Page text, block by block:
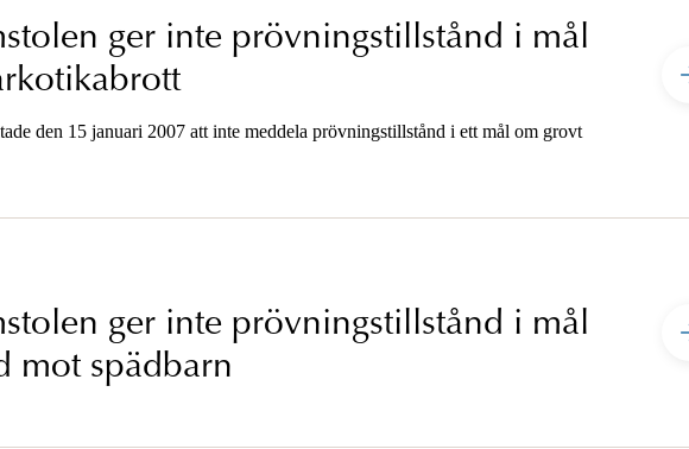
ger inte prövningstillstånd i mål
den 15 januari 2007 att inte meddela prövningstillstånd i ett mål om grovt
ger inte prövningstillstånd i mål
mot spädbarn